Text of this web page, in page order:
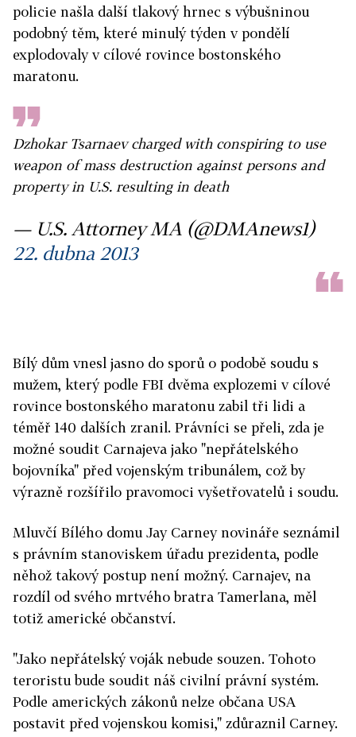
policie našla další tlakový hrnec s výbušninou
podobný těm, které minulý týden v pondělí
explodovaly v cílové rovince bostonského
maratonu.
Dzhokar Tsarnaev charged with conspiring to use
weapon of mass destruction against persons and
property in U.S. resulting in death
— U.S. Attorney MA (@DMAnews1)
22. dubna 2013
Bílý dům vnesl jasno do sporů o podobě soudu s
mužem, který podle FBI dvěma explozemi v cílové
rovince bostonského maratonu zabil tři lidi a
téměř 140 dalších zranil. Právníci se přeli, zda je
možné soudit Carnajeva jako "nepřátelského
bojovníka" před vojenským tribunálem, což by
výrazně rozšířilo pravomoci vyšetřovatelů i soudu.
Mluvčí Bílého domu Jay Carney novináře seznámil
s právním stanoviskem úřadu prezidenta, podle
něhož takový postup není možný. Carnajev, na
rozdíl od svého mrtvého bratra Tamerlana, měl
totiž americké občanství.
"Jako nepřátelský voják nebude souzen. Tohoto
teroristu bude soudit náš civilní právní systém.
Podle amerických zákonů nelze občana USA
postavit před vojenskou komisi," zdůraznil Carney.